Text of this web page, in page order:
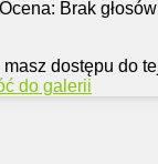
Ocena: Brak głosów
do galerii